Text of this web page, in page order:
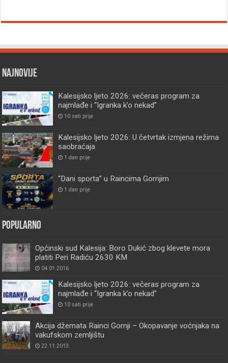
Najnovije
Kalesijsko ljeto 2026: večeras program za
najmlađe i “Igranka k’o nekad”
10 sati prije
Kalesijsko ljeto 2026: U četvrtak izmjena režima
saobraćaja
1 dan prije
“Dani sporta” u Raincima Gornjim
1 dan prije
Popularno
Općinski sud Kalesija: Boro Dukić zbog klevete mora
platiti Peri Radiću 2630 KM
04.01.2016.
Kalesijsko ljeto 2026: večeras program za
najmlađe i “Igranka k’o nekad”
10 sati prije
Akcija džemata Rainci Gornji – Okopavanje voćnjaka na
vakufskom zemljištu
22.11.2013.